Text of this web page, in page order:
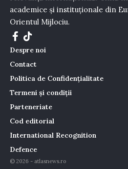
academice și instituționale din
Orientul Mijlociu.
Despre noi
Contact
Politica de Confidențialitate
Termeni și condiții
Parteneriate
Cod editorial
International Recognition
Defence
© 2026 - atlasnews.ro